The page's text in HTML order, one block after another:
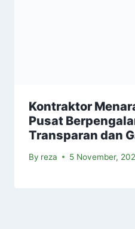
Kontraktor
Pusat
Transparan dan
By reza 5 November,